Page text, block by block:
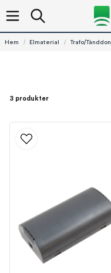
Hem Elmaterial Trafo/Tänddon
3 produkter